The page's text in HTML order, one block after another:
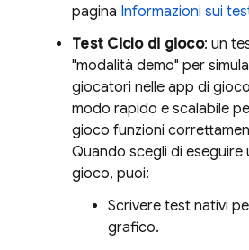
pagina Informazioni sui
Test Ciclo di gioco: un
"modalità demo" per
giocatori nelle app di
modo rapido e scalabile
gioco funzioni
Quando scegli di eseguire
gioco, puoi:
Scrivere test nativi
grafico.